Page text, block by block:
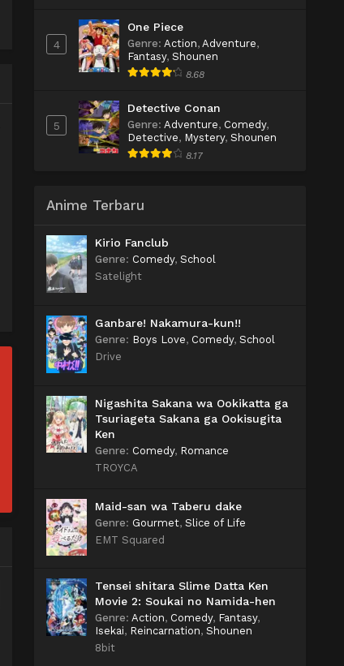
4
One Piece
Genre: Action, Adventure,
Fantasy, Shounen
8.68
5
Detective Conan
Genre: Adventure, Comedy,
Detective, Mystery, Shounen
8.17
Anime Terbaru
Kirio Fanclub
Genre: Comedy, School
Satelight
Ganbare! Nakamura-kun!!
Genre: Boys Love, Comedy, School
Drive
Nigashita Sakana wa Ookikatta ga
Tsuriageta Sakana ga Ookisugita
Ken
Genre: Comedy, Romance
TROYCA
Maid-san wa Taberu dake
Genre: Gourmet, Slice of Life
EMT Squared
Tensei shitara Slime Datta Ken
Movie 2: Soukai no Namida-hen
Genre: Action, Comedy, Fantasy,
Isekai, Reincarnation, Shounen
8bit